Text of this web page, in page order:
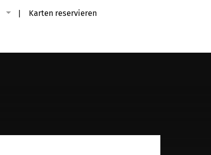
Karten reservieren